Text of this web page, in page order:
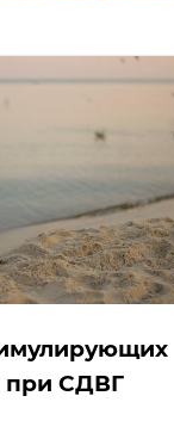
при СДВГ